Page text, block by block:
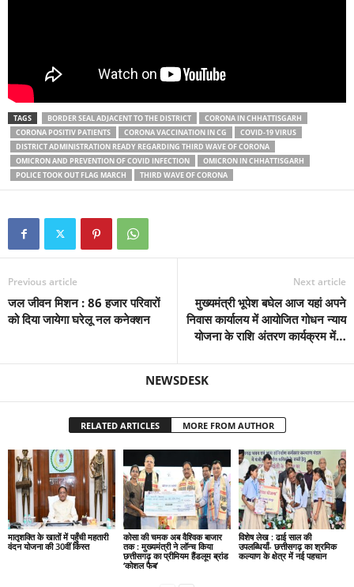
TAGS BORDER SEAL ADJACENT TO THE DISTRICT
CORONA IN CHHATTISGARH
CORONA POSITIV PATIENTS
CORONA VACCINATION IN CG
COVID-19 VIRUS
DISTRICT ADMINISTRATION READY REGARDING THIRD WAVE OF CORONA
OMICRON AND PREVENTION OF COVID INFECTION
OMICRON IN CHHATTISGARH
POLICE TOOK OUT FLAG MARCH
THIRD WAVE OF CORONA
Previous article
जल जीवन मिशन : 86 हजार परिवारों
को दिया जायेगा घरेलू नल कनेक्शन
Next article
मुख्यमंत्री भूपेश बघेल आज यहां अपने
निवास कार्यालय में आयोजित गोधन न्याय
योजना के राशि अंतरण कार्यक्रम में…
NEWSDESK
RELATED ARTICLES MORE FROM AUTHOR
मातृशक्ति के खातों में पहुँची महतारी
वंदन योजना की 30वीं किस्त
कोसा की चमक अब वैश्विक बाजार
तक : मुख्यमंत्री ने लॉन्च किया
छत्तीसगढ़ का प्रीमियम हैंडलूम ब्रांड
‘कोशल फैब’
विशेष लेख : ढाई साल की
उपलब्धियाँ- छत्तीसगढ़ का श्रमिक
कल्याण के क्षेत्र में नई पहचान